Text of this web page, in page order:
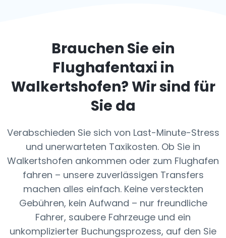
Brauchen Sie ein
Flughafentaxi in
Walkertshofen? Wir sind für
Sie da
Verabschieden Sie sich von Last-Minute-Stress
und unerwarteten Taxikosten. Ob Sie in
Walkertshofen ankommen oder zum Flughafen
fahren – unsere zuverlässigen Transfers
machen alles einfach. Keine versteckten
Gebühren, kein Aufwand – nur freundliche
Fahrer, saubere Fahrzeuge und ein
unkomplizierter Buchungsprozess, auf den Sie